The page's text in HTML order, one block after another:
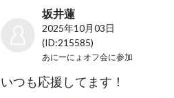
坂井蓮
2025年10月03日
(ID:215585)
あにーにょオフ会に参加
いつも応援してます！